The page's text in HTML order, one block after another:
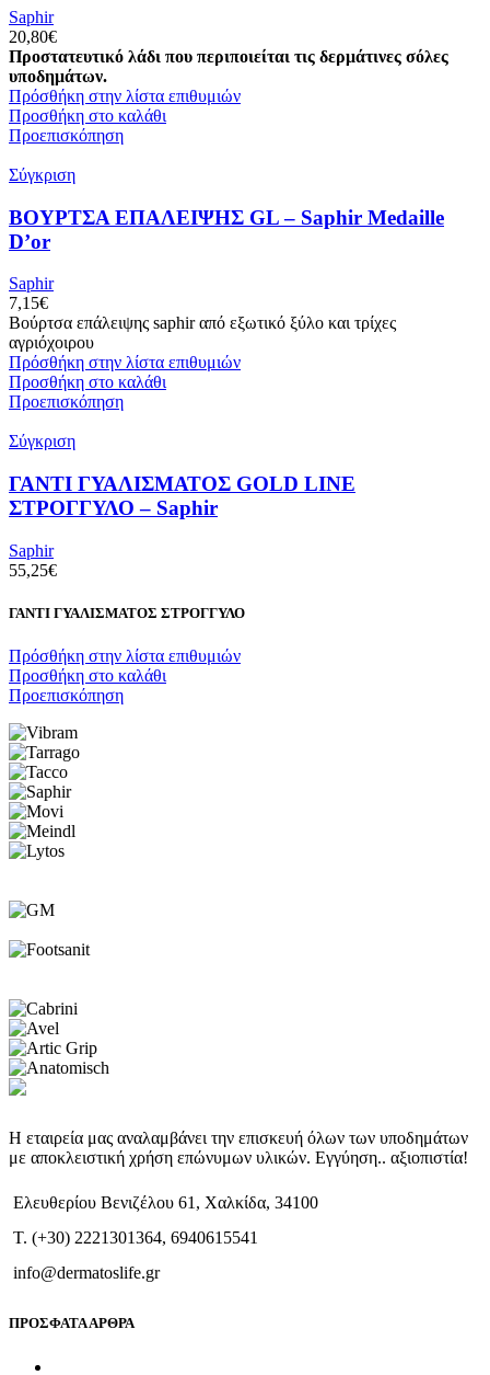
Saphir
20,80€
Προστατευτικό λάδι που περιποιείται τις δερμάτινες σόλες
υποδημάτων.
Πρόσθήκη στην λίστα επιθυμιών
Προσθήκη στο καλάθι
Προεπισκόπηση
Σύγκριση
ΒΟΥΡΤΣΑ ΕΠΑΛΕΙΨΗΣ GL – Saphir Medaille
D’or
Saphir
7,15€
Βούρτσα επάλειψης saphir από εξωτικό ξύλο και τρίχες
αγριόχοιρου
Πρόσθήκη στην λίστα επιθυμιών
Προσθήκη στο καλάθι
Προεπισκόπηση
Σύγκριση
ΓΑΝΤΙ ΓΥΑΛΙΣΜΑΤΟΣ GOLD LINE
ΣΤΡΟΓΓΥΛΟ – Saphir
Saphir
55,25€
ΓΑΝΤΙ ΓΥΑΛΙΣΜΑΤΟΣ ΣΤΡΟΓΓΥΛΟ
Πρόσθήκη στην λίστα επιθυμιών
Προσθήκη στο καλάθι
Προεπισκόπηση
Η εταιρεία μας αναλαμβάνει την επισκευή όλων των υποδημάτων
με αποκλειστική χρήση επώνυμων υλικών. Εγγύηση.. αξιοπιστία!
Ελευθερίου Βενιζέλου 61, Χαλκίδα, 34100
T. (+30) 2221301364, 6940615541
info@dermatoslife.gr
ΠΡΟΣΦΑΤΑ ΑΡΘΡΑ